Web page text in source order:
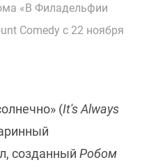
«В Филадельфии
Comedy с 22 ноября
(It's Always
созданный Робом